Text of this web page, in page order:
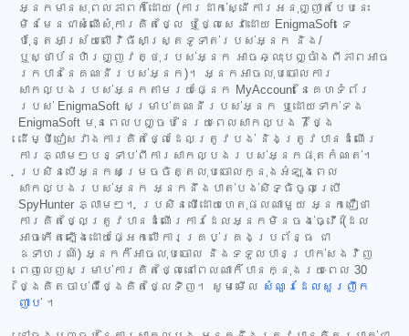
អ្នកមានសុពលភាពក៏ដោយ (ការដាក់ស្នើការអនុញ្ញាតបែបនេះ
មិនមែនជាសំណើសុំការគិតថ្លៃ ឬថ្លៃសេវាដោយ EnigmaSoft ទេ
ប៉ុន្តែអាស្រ័យលើវិធីសាស្ត្រទូទាត់របស់អ្នក និង/
ឬស្ថាប័នហិរញ្ញវត្ថុរបស់អ្នក អាចឆ្លុះបញ្ចាំងពីភាពអាច
រកបាននៃគណនីរបស់អ្នក)។ អ្នកអាចលុបចោលការ
សាកល្បងរបស់អ្នកតាមរយៈផ្នែក MyAccount នៃគេហទំព័រ
របស់ EnigmaSoft សម្រាប់គណនីរបស់អ្នក ឬដោយទាក់ទង
EnigmaSoft មុនពេលបញ្ចប់នៃរយៈពេលសាកល្បង 7 ថ្ងៃ
ដើម្បីជៀសវាងការគិតថ្លៃដែលត្រូវបង់ និងត្រូវបានដំណើរ
ការភ្លាមៗបន្ទាប់ពីការសាកល្បងរបស់អ្នកផុតកំណត់។
ប្រសិនបើអ្នកសម្រេចចិត្តលុបចោលក្នុងអំឡុងពេល
សាកល្បងរបស់អ្នក អ្នកនឹងបាត់បង់សិទ្ធិចូលប្រើ
SpyHunter ភ្លាមៗ។ ប្រសិនបើដោយហេតុផលណាមួយ អ្នកជឿថា
ការគិតថ្លៃត្រូវបានដំណើរការដែលអ្នកមិនចង់ធ្វើ (ដែល
អាចកើតឡើងដោយផ្អែកលើការគ្រប់គ្រងប្រព័ន្ធ ជា
ឧទាហរណ៍) អ្នកក៏អាចលុបចោល និងទទួលបានប្រាក់សងវិញ
ពេញលេញសម្រាប់ការគិតថ្លៃនៅពេលណាក៏បានក្នុងរយៈពេល 30
ថ្ងៃគិតចាប់ពីថ្ងៃគិតថ្លៃទិញ។ សូមមើល សំណួរដែលសួរញឹក
ញាប់ ។